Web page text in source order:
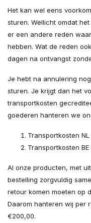
Het kan wel eens
sturen. Wellicht omdat
er een andere reden
hebben. Wat de reden
dagen na ontvangst
Je hebt na annulering
sturen. Je krijgt dan het
transportkosten
goederen hanteren we
Transportkosten
Transportkosten
Al onze producten, met
bestelling zorgvuldig
retour komen moeten op
Daarom hanteren wij per
€200,00.